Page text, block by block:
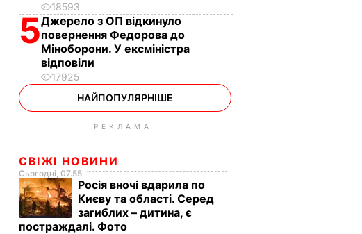
18593
5Джерело з ОП відкинуло
повернення Федорова до
Міноборони. У ексміністра
відповіли
17925
НАЙПОПУЛЯРНІШЕ
РЕКЛАМА
СВІЖІ НОВИНИ
Сьогодні, 07.55
Росія вночі вдарила по
Києву та області. Серед
загиблих – дитина, є
постраждалі. Фото